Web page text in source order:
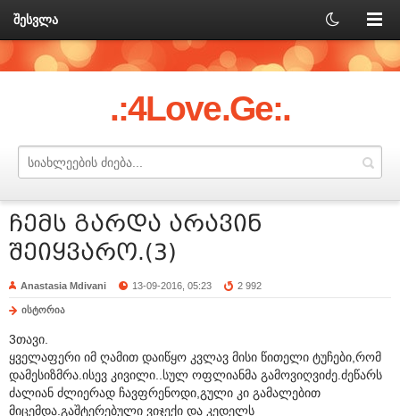
შესვლა
.:4Love.Ge:.
ჩემს გარდა არავინ
შეიყვარო.(3)
Anastasia Mdivani 13-09-2016, 05:23 2 992
ისტორია
3თავი.
ყველაფერი იმ ღამით დაიწყო კვლავ მისი წითელი ტუჩები,რომ
დამესიზმრა.ისევ კივილი..სულ ოფლიანმა გამოვიღვიძე.ძეწარს
ძალიან ძლიერად ჩავფრენოდი,გული კი გამალებით
მიცემდა.გაშტერებული ვიჯექი და კედელს